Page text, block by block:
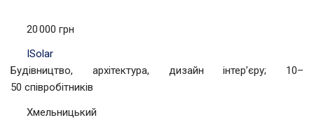
20 000 грн
ISolar
Будівництво, архітектура, дизайн інтер’єру; 10–
50 співробітників
Хмельницький